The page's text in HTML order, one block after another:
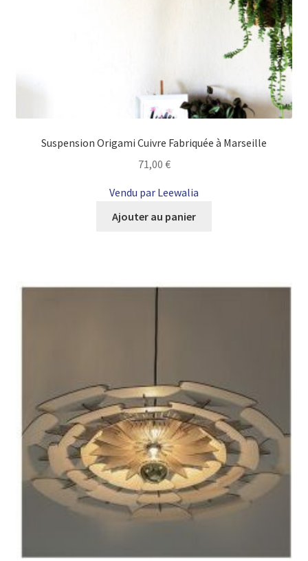
Suspension Origami Cuivre Fabriquée à Marseille
71,00 €
Vendu par Leewalia
Ajouter au panier